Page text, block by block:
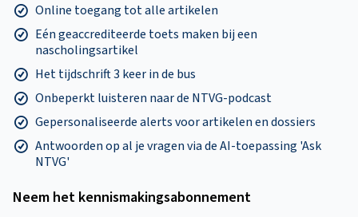
Online toegang tot alle artikelen
Eén geaccrediteerde toets maken bij een
nascholingsartikel
Het tijdschrift 3 keer in de bus
Onbeperkt luisteren naar de NTVG-podcast
Gepersonaliseerde alerts voor artikelen en dossiers
Antwoorden op al je vragen via de AI-toepassing 'Ask
NTVG'
Neem het kennismakings­abonnement